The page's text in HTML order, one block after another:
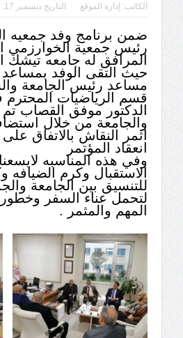
الكاتب: إدارة الموقع التاريخ ديسمبر 17, 2020
ضمن برنامج وفد جمعيه
رئيس جمعية الخوارزمي
المرافق له جامعه تيشك
حيث التقى الوفد
مساعد رئيس الجامعة
قسم الرياضيات المحترم
الدكتور موفق القصاب
والجامعة من خلال
اثمر النقاش بالاتفاق
انعقاد المؤتمر
وفي هذه المناسبه
الاستقبال وكرم الضيافه
للتنسيق بين الجامعة
لتحمل عناء السفر
المهم والمثمر .